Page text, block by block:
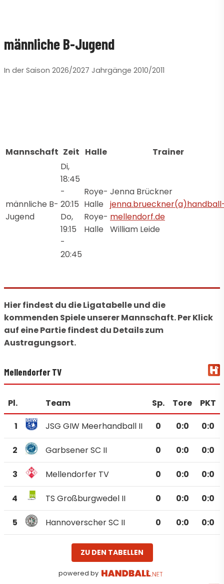
männliche B-Jugend
In der Saison 2026/2027 Jahrgänge 2010/2011
Mannschaft Zeit Halle Trainer
männliche B-
Jugend
Di,
18:45
-
20:15
Do,
19:15
-
20:45
Roye-
Halle
Roye-
Halle
Jenna Brückner
mellendorf.de
William Leide
Hier findest du die Ligatabelle und die
kommenden Spiele unserer Mannschaft. Per Klick
auf eine Partie findest du Details zum
Austragungsort.
Mellendorfer TV
Pl. Team Sp. Tore
PKT
1
JSG GIW Meerhandball II 0 0:0 0:0
2 Garbsener SC II 0 0:0 0:0
3 Mellendorfer TV 0 0:0 0:0
4 TS Großburgwedel II 0 0:0 0:0
5 Hannoverscher SC II 0 0:0 0:0
ZU DEN TABELLEN
powered by